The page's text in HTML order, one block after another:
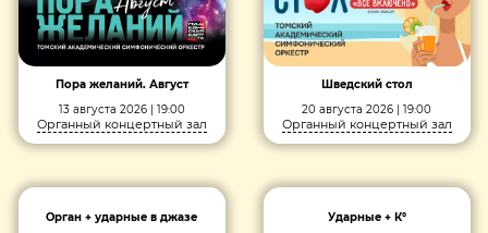
Пора желаний. Август
13 августа 2026 | 19:00
Органный концертный зал
Шведский стол
20 августа 2026 | 19:00
Органный концертный зал
Орган + ударные в джазе
Ударные + К°